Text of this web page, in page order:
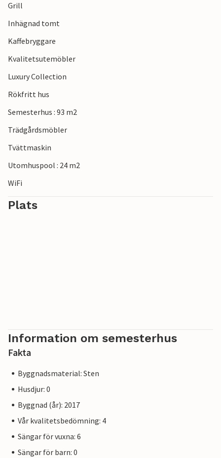
Grill
Inhägnad tomt
Kaffebryggare
Kvalitetsutemöbler
Luxury Collection
Rökfritt hus
Semesterhus : 93 m2
Trädgårdsmöbler
Tvättmaskin
Utomhuspool : 24 m2
WiFi
Plats
Information om semesterhus
Fakta
Byggnadsmaterial: Sten
Husdjur: 0
Byggnad (år): 2017
Vår kvalitetsbedömning: 4
Sängar för vuxna: 6
Sängar för barn: 0